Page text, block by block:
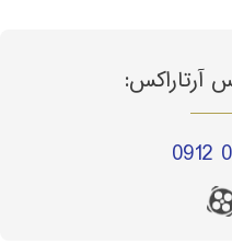
آرتاراکس:
0912